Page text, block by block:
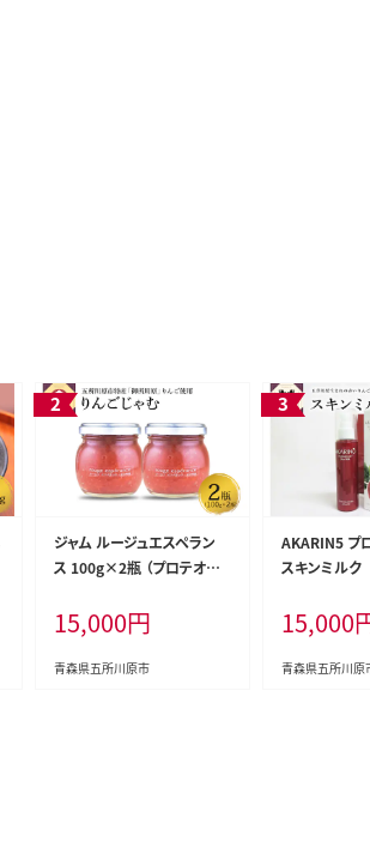
ジャム ルージュエスペラン
ス 100g×2瓶 （プロテオグリ
ごジャム）
15,000円
青森県五所川原市
AKARIN5 プ
スキンミルク
15,000
青森県五所川原